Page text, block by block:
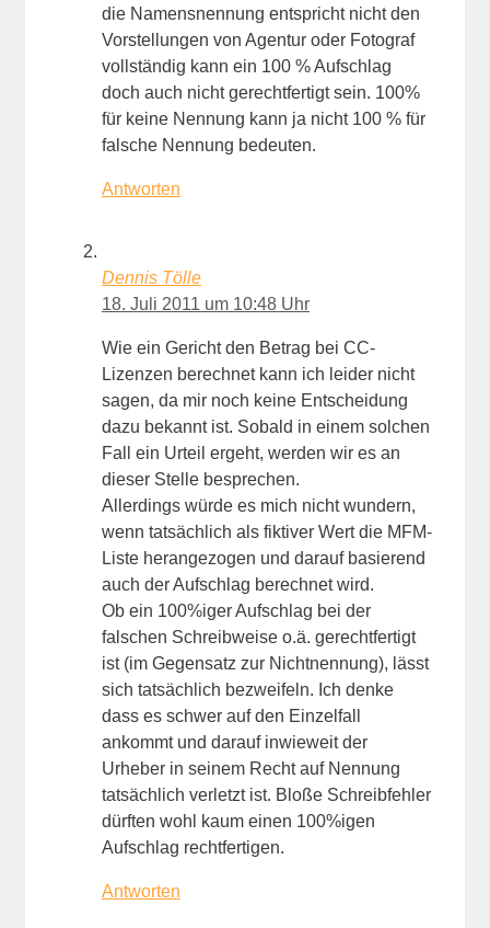
die Namensnennung entspricht nicht den
Vorstellungen von Agentur oder Fotograf
vollständig kann ein 100 % Aufschlag
doch auch nicht gerechtfertigt sein. 100%
für keine Nennung kann ja nicht 100 % für
falsche Nennung bedeuten.
Antworten
Dennis Tölle
18. Juli 2011 um 10:48 Uhr
Wie ein Gericht den Betrag bei CC-
Lizenzen berechnet kann ich leider nicht
sagen, da mir noch keine Entscheidung
dazu bekannt ist. Sobald in einem solchen
Fall ein Urteil ergeht, werden wir es an
dieser Stelle besprechen.
Allerdings würde es mich nicht wundern,
wenn tatsächlich als fiktiver Wert die MFM-
Liste herangezogen und darauf basierend
auch der Aufschlag berechnet wird.
Ob ein 100%iger Aufschlag bei der
falschen Schreibweise o.ä. gerechtfertigt
ist (im Gegensatz zur Nichtnennung), lässt
sich tatsächlich bezweifeln. Ich denke
dass es schwer auf den Einzelfall
ankommt und darauf inwieweit der
Urheber in seinem Recht auf Nennung
tatsächlich verletzt ist. Bloße Schreibfehler
dürften wohl kaum einen 100%igen
Aufschlag rechtfertigen.
Antworten